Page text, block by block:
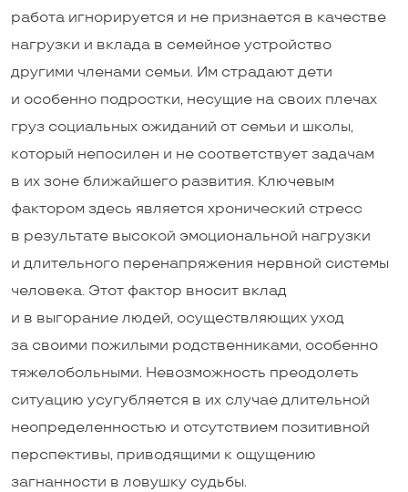
работа игнорируется и не признается в качестве
нагрузки и вклада в семейное устройство
другими членами семьи. Им страдают дети
и особенно подростки, несущие на своих плечах
груз социальных ожиданий от семьи и школы,
который непосилен и не соответствует задачам
в их зоне ближайшего развития. Ключевым
фактором здесь является хронический стресс
в результате высокой эмоциональной нагрузки
и длительного перенапряжения нервной системы
человека. Этот фактор вносит вклад
и в выгорание людей, осуществляющих уход
за своими пожилыми родственниками, особенно
тяжелобольными. Невозможность преодолеть
ситуацию усугубляется в их случае длительной
неопределенностью и отсутствием позитивной
перспективы, приводящими к ощущению
загнанности в ловушку судьбы.